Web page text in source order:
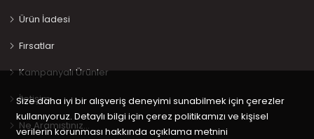
Ürün İadesi
Fırsatlar
Kampanyalı Ürünler
İletişim
Ne Aramıştınız…
Size daha iyi bir alışveriş deneyimi sunabilmek için çerezler
kullanıyoruz. Detaylı bilgi için çerez politikamızı ve kişisel
verilerin korunması hakkında açıklama metnini